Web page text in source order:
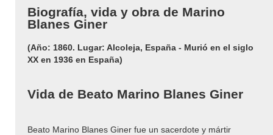
Biografía, vida y obra de Marino
Blanes Giner
(Año: 1860. Lugar: Alcoleja, España - Murió en el siglo
XX en 1936 en España)
Vida de Beato Marino Blanes Giner
Beato Marino Blanes Giner fue un sacerdote y mártir